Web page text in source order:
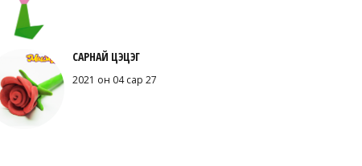
САРНАЙ ЦЭЦЭГ
2021 он 04 сар 27